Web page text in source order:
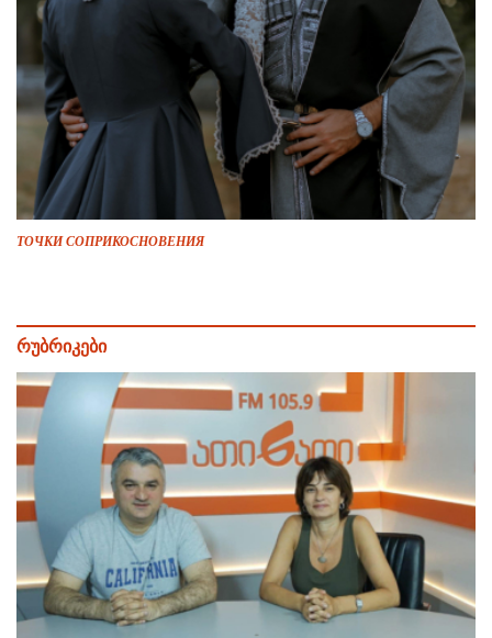
ТОЧКИ СОПРИКОСНОВЕНИЯ
რუბრიკები